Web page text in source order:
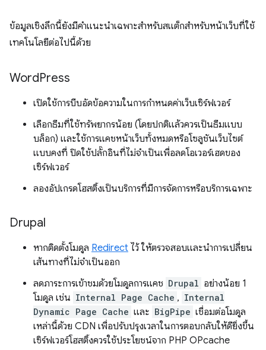
ข้อมูลเชิงลึกนี้ยังมีคำแนะนำเฉพาะสำหรับสแต็กสำหรับหน้าเว็บที่ใช้
เทคโนโลยีต่อไปนี้ด้วย
WordPress
เปิดใช้การบีบอัดข้อความในการกำหนดค่าเว็บเซิร์ฟเวอร์
เลือกธีมที่ใช้ทรัพยากรน้อย (โดยปกติแล้วควรเป็นธีมแบบ
บล็อก) และใช้การแคชหน้าเว็บทั้งหมดหรือโซลูชันเว็บไซต์
แบบคงที่ ปิดใช้ปลั๊กอินที่ไม่จำเป็นเพื่อลดโอเวอร์เฮดของ
เซิร์ฟเวอร์
ลองอัปเกรดโฮสติ้งเป็นบริการที่มีการจัดการหรือบริการเฉพาะ
Drupal
หากติดตั้งโมดูล Redirect ไว้ ให้ตรวจสอบและนำการเปลี่ยน
เส้นทางที่ไม่จำเป็นออก
ลดภาระการเข้าชมด้วยโมดูลการแคช Drupal อย่างน้อย 1
โมดูล เช่น Internal Page Cache , Internal
Dynamic Page Cache และ BigPipe เชื่อมต่อโมดูล
เหล่านี้ด้วย CDN เพื่อปรับปรุงเวลาในการตอบกลับให้ดียิ่งขึ้น
เซิร์ฟเวอร์โฮสติ้งควรใช้ประโยชน์จาก PHP OPcache